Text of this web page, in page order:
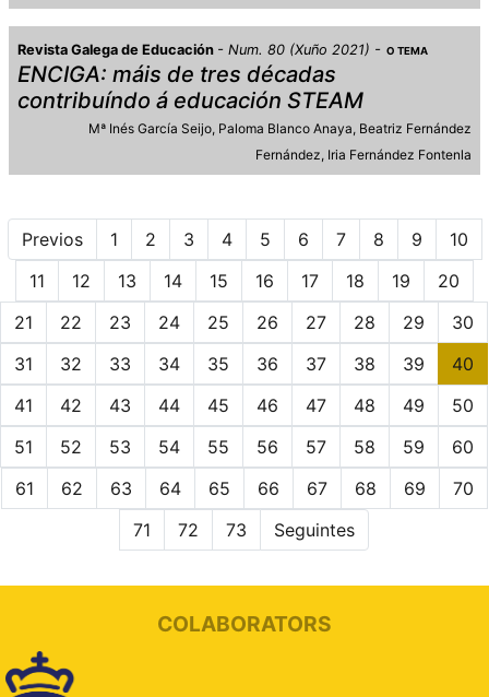
Revista Galega de Educación Num. 80 (Xuño 2021) O TEMA
ENCIGA: máis de tres décadas
contribuíndo á educación STEAM
Mª Inés García Seijo Paloma Blanco Anaya Beatriz Fernández
Fernández Iria Fernández Fontenla
Previos 1 2 3 4 5 6 7 8 9
10
11
12 13 14 15 16 17 18 19
20
21
22 23 24 25 26 27 28 29
30
31
32 33 34 35 36 37 38 39
40
41
42 43 44 45 46 47 48 49
50
51
52 53 54 55 56 57 58 59
60
61
62 63 64 65 66 67 68 69
70
71
72 73 Seguintes
COLABORATORS